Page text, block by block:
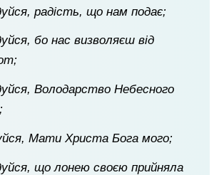
радість, що нам подає;
бо нас визволяєш від
Володарство Небесного
Мати Христа Бога мого;
що лонею своєю прийняла